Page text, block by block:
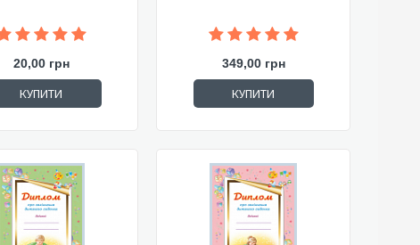
20,00 грн
КУПИТИ
349,00 грн
КУПИТИ